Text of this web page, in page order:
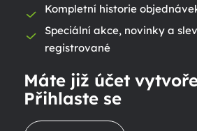
Kompletní historie
Speciální akce, novinky a
registrované
Máte již účet
Přihlaste se